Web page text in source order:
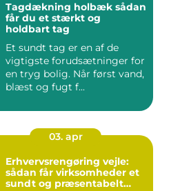
Tagdækning holbæk sådan
får du et stærkt og
holdbart tag
Et sundt tag er en af de
vigtigste forudsætninger for
en tryg bolig. Når først vand,
blæst og fugt f...
03. apr
Erhvervsrengøring vejle:
sådan får virksomheder et
sundt og præsentabelt